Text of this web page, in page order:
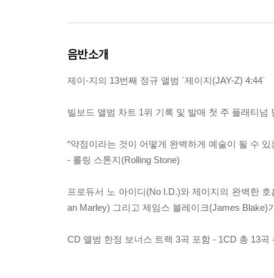
음반소개
제이-지의 13번째 정규 앨범 `제이지(JAY-Z) 4:44`
빌보드 앨범 차트 1위 기록 및 발매 첫 주 플래티넘
“약점이라는 것이 어떻게 완벽하게 예술이 될 수 있
- 롤링 스톤지(Rolling Stone)
프로듀서 노 아이디(No I.D.)와 제이지의 완벽한
an Marley) 그리고 제임스 블레이크(James Blake)
CD 앨범 한정 보너스 트랙 3곡 포함 - 1CD 총 13곡